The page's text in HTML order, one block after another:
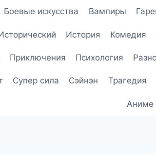
Боевые искусства Вампиры
История Комедия
Приключения Психология
Супер сила Сэйнэн Трагедия
Аниме